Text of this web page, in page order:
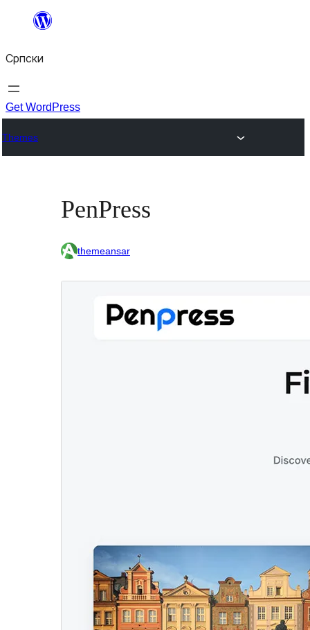
Скочи
садржај
Српски
Get WordPress
Themes
PenPress
themeansar